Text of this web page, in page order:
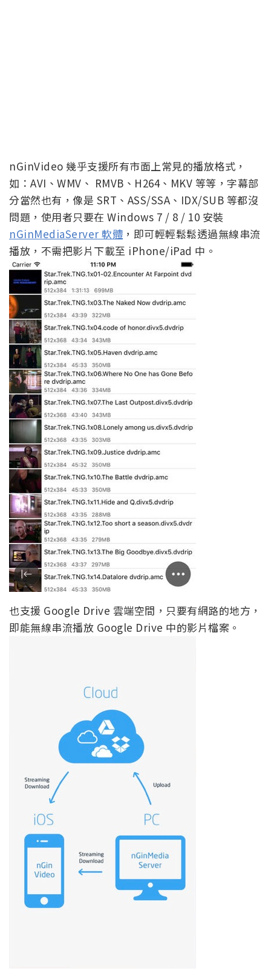
nGinVideo 幾乎支援所有市面上常見的播放格式，
如：AVI、WMV、 RMVB、H264、MKV 等等，字幕部
分當然也有，像是 SRT、ASS/SSA、IDX/SUB 等都沒
問題，使用者只要在 Windows 7 / 8 / 10 安裝
nGinMediaServer 軟體 ，即可輕輕鬆鬆透過無線串流
播放，不需把影片下載至 iPhone/iPad 中。
也支援 Google Drive 雲端空間，只要有網路的地方，
即能無線串流播放 Google Drive 中的影片檔案。